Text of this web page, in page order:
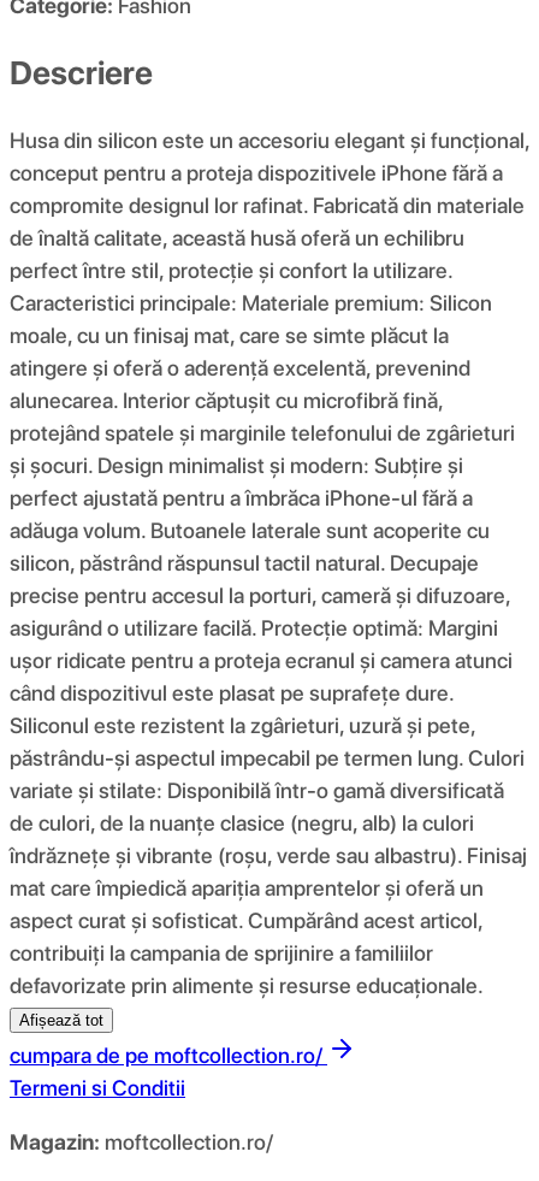
Categorie: Fashion
Descriere
Husa din silicon este un accesoriu elegant și funcțional,
conceput pentru a proteja dispozitivele iPhone fără a
compromite designul lor rafinat. Fabricată din materiale
de înaltă calitate, această husă oferă un echilibru
perfect între stil, protecție și confort la utilizare.
Caracteristici principale: Materiale premium: Silicon
moale, cu un finisaj mat, care se simte plăcut la
atingere și oferă o aderență excelentă, prevenind
alunecarea. Interior căptușit cu microfibră fină,
protejând spatele și marginile telefonului de zgârieturi
și șocuri. Design minimalist și modern: Subțire și
perfect ajustată pentru a îmbrăca iPhone-ul fără a
adăuga volum. Butoanele laterale sunt acoperite cu
silicon, păstrând răspunsul tactil natural. Decupaje
precise pentru accesul la porturi, cameră și difuzoare,
asigurând o utilizare facilă. Protecție optimă: Margini
ușor ridicate pentru a proteja ecranul și camera atunci
când dispozitivul este plasat pe suprafețe dure.
Siliconul este rezistent la zgârieturi, uzură și pete,
păstrându-și aspectul impecabil pe termen lung. Culori
variate și stilate: Disponibilă într-o gamă diversificată
de culori, de la nuanțe clasice (negru, alb) la culori
îndrăznețe și vibrante (roșu, verde sau albastru). Finisaj
mat care împiedică apariția amprentelor și oferă un
aspect curat și sofisticat. Cumpărând acest articol,
contribuiți la campania de sprijinire a familiilor
defavorizate prin alimente și resurse educaționale.
Afișează tot
cumpara de pe moftcollection.ro/
Termeni si Conditii
Magazin: moftcollection.ro/